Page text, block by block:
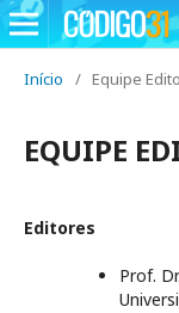
Início / Equipe
EQUIPE
Editores
Prof.